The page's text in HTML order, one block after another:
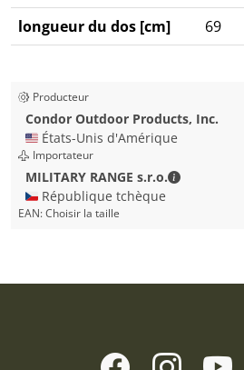
longueur du dos [cm] 69
Producteur
Condor Outdoor Products, Inc.
🇺🇸 États-Unis d'Amérique
Importateur
MILITARY RANGE s.r.o.
🇨🇿 République tchèque
EAN:Choisir la taille